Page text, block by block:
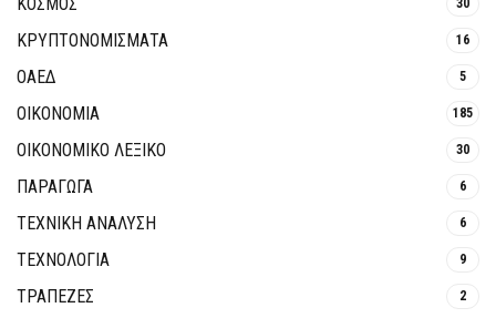
ΚΡΥΠΤΟΝΟΜΊΣΜΑΤΑ 16
ΟΑΕΔ 5
ΟΙΚΟΝΟΜΙΑ 185
ΟΙΚΟΝΟΜΙΚΟ ΛΕΞΙΚΟ 30
ΠΑΡΑΓΩΓΑ 6
ΤΕΧΝΙΚΗ ΑΝΑΛΥΣΗ 6
ΤΕΧΝΟΛΟΓΙΑ 9
ΤΡΆΠΕΖΕΣ 2